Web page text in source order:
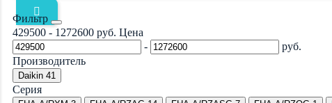
Фильтр
429500 - 1272600 руб. Цена
-
руб.
Производитель
Daikin 41
Серия